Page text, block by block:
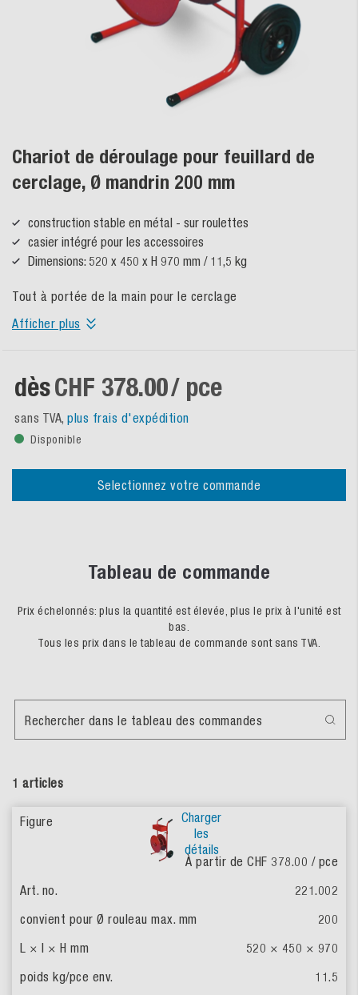
Chariot de déroulage pour feuillard de
cerclage, Ø mandrin 200 mm
construction stable en métal - sur roulettes
casier intégré pour les accessoires
Dimensions: 520 x 450 x H 970 mm / 11,5 kg
Tout à portée de la main pour le cerclage
Afficher plus
dèsCHF 378.00/ pce
sans TVA, plus frais d'expédition
Disponible
Selectionnez votre commande
Tableau de commande
Prix échelonnés: plus la quantité est élevée, plus le prix à l'unité est
bas.
Tous les prix dans le tableau de commande sont sans TVA.
1 articles
Rechercher dans le tableau des commandes
Charger
les
détails
À partir de CHF 378.00 / pce
221.002
200
520 × 450 × 970
11.5